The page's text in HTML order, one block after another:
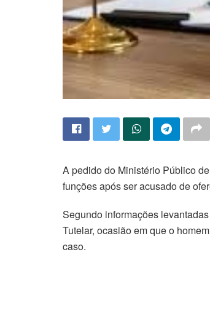
A pedido do Ministério Público
funções após ser acusado de
Segundo informações
Tutelar, ocasião em que o
caso.